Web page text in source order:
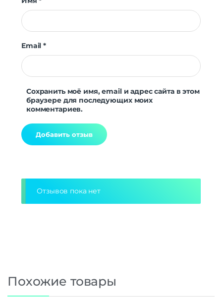
Email*
Сохранить моё имя, email и адрес сайта в этом
браузере для последующих моих
комментариев.
Отзывов пока нет
Похожие товары